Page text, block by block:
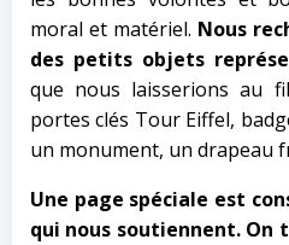
moral et matériel. Nous
des petits objets
que nous laisserions au
portes clés Tour Eiffel,
un monument, un drapeau
Une page spéciale est
qui nous soutiennent. On